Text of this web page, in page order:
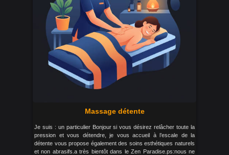
Massage détente
Je suis : un particulier Bonjour si vous désirez relâcher toute la
pression et vous détendre, je vous accueil à l’escale de la
détente vous propose également des soins esthétiques naturels
et non abrasifs.a très bientôt dans le Zen Paradise.ps:nous ne